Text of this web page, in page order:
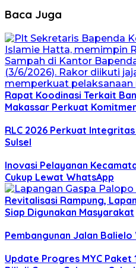
Baca Juga
Rapat Koodinasi Terkait
Makassar Perkuat
RLC 2026 Perkuat
Sulsel
Inovasi Pelayanan
Cukup Lewat WhatsApp
Revitalisasi Rampung,
Siap Digunakan Masyarakat
Pembangunan Jalan
Update Progres MYC Paket